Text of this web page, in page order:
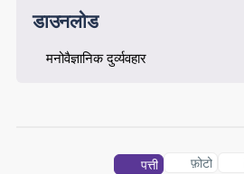
डाउनलोड
मनोवैज्ञानिक दुर्व्यवहार
पत्ती फ़ोटो